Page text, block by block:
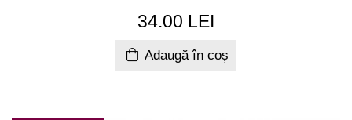
34.00 LEI
Adaugă în coș